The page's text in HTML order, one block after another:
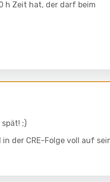
h Zeit hat, der darf beim
;)
der CRE-Folge voll auf